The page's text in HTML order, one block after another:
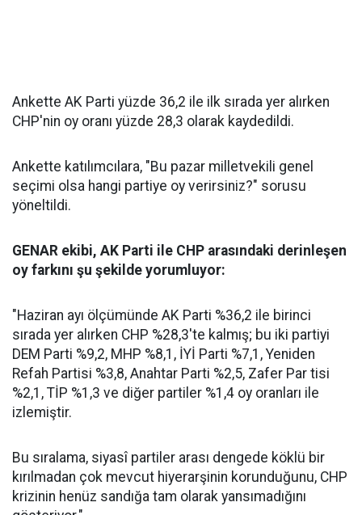
Ankette AK Parti yüzde 36,2 ile ilk sırada yer alırken
CHP'nin oy oranı yüzde 28,3 olarak kaydedildi.
Ankette katılımcılara, "Bu pazar milletvekili genel
seçimi olsa hangi partiye oy verirsiniz?" sorusu
yöneltildi.
GENAR ekibi, AK Parti ile CHP arasındaki derinleşen
oy farkını şu şekilde yorumluyor:
"Haziran ayı ölçümünde AK Parti %36,2 ile birinci
sırada yer alırken CHP %28,3'te kalmış; bu iki partiyi
DEM Parti %9,2, MHP %8,1, İYİ Parti %7,1, Yeniden
Refah Partisi %3,8, Anahtar Parti %2,5, Zafer Par tisi
%2,1, TİP %1,3 ve diğer partiler %1,4 oy oranları ile
izlemiştir.
Bu sıralama, siyasî partiler arası dengede köklü bir
kırılmadan çok mevcut hiyerarşinin korunduğunu, CHP
krizinin henüz sandığa tam olarak yansımadığını